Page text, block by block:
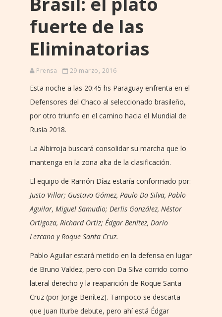
fuerte de las
Eliminatorias
Prensa 29 marzo, 2016
Esta noche a las 20:45 hs Paraguay enfrenta en el
Defensores del Chaco al seleccionado brasileño,
por otro triunfo en el camino hacia el Mundial de
Rusia 2018.
La Albirroja buscará consolidar su marcha que lo
mantenga en la zona alta de la clasificación.
El equipo de Ramón Díaz estaría conformado por:
Justo Villar; Gustavo Gómez, Paulo Da Silva, Pablo
Aguilar, Miguel Samudio; Derlis González, Néstor
Ortigoza, Richard Ortiz; Édgar Benítez, Darío
Lezcano y Roque Santa Cruz.
Pablo Aguilar estará metido en la defensa en lugar
de Bruno Valdez, pero con Da Silva corrido como
lateral derecho y la reaparición de Roque Santa
Cruz (por Jorge Benítez). Tampoco se descarta
que Juan Iturbe debute, pero ahí está Édgar